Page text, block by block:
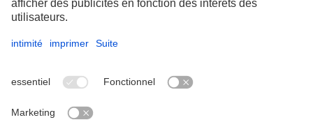
+1 (905) 501–1554
Protection des données
Conditions générales de vente